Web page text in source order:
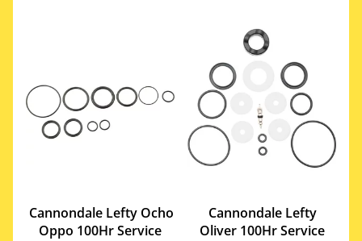
Cannondale Lefty Ocho
Oppo 100Hr Service
Cannondale Lefty
Oliver 100Hr Service